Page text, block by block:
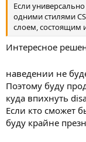
Если
одними стилями
слоем, состоящим
Интересное
наведении не
Поэтому буду
куда впихнуть
Если кто сможет
буду крайне